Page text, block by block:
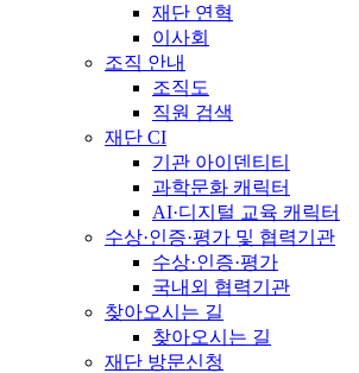
재단 연혁
이사회
조직 안내
조직도
직원 검색
재단 CI
기관 아이덴티티
과학문화 캐릭터
AI·디지털 교육 캐릭터
수상·인증·평가 및 협력기관
수상·인증·평가
국내외 협력기관
찾아오시는 길
찾아오시는 길
재단 방문신청